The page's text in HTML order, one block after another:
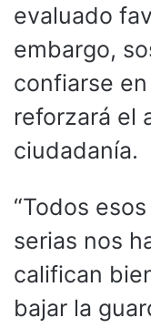
evaluado
embargo,
confiarse
reforzará el
ciudadanía.
“Todos
serias nos
califican
bajar la